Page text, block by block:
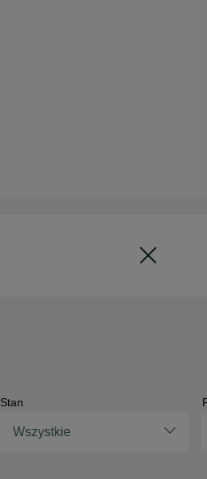
Stan
Wszystkie